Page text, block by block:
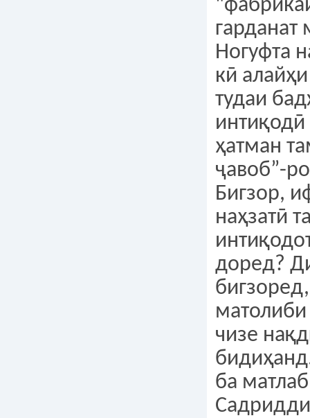
гарданат
Ногуфта
кӣ
тудаи
ҳатман
ҷавоб”-
Бигзор,
наҳзатӣ
доред?
чизе
ба